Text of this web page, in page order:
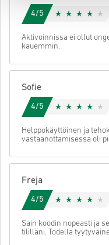
4/5
Aktivoinnissa ei ollut
kauemmin.
Sofie
4/5
Helppokäyttöinen ja
vastaanottamisessa oli
Freja
4/5
Sain koodin nopeasti ja
tililläni. Todella